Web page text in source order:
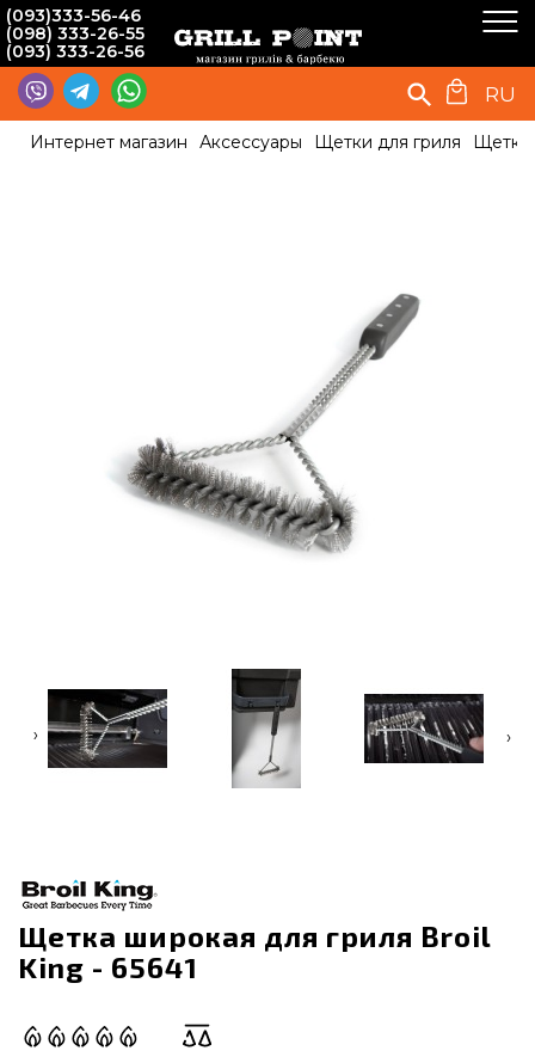
(093)333-56-46
(098) 333-26-55
(093) 333-26-56
RU
Интернет магазин Аксессуары Щетки для гриля Щетка
‹ ›
Щетка широкая для гриля Broil
King - 65641